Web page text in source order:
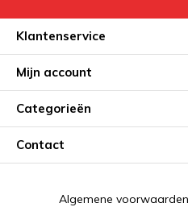
Klantenservice
Mijn account
Categorieën
Contact
Algemene voorwaarden